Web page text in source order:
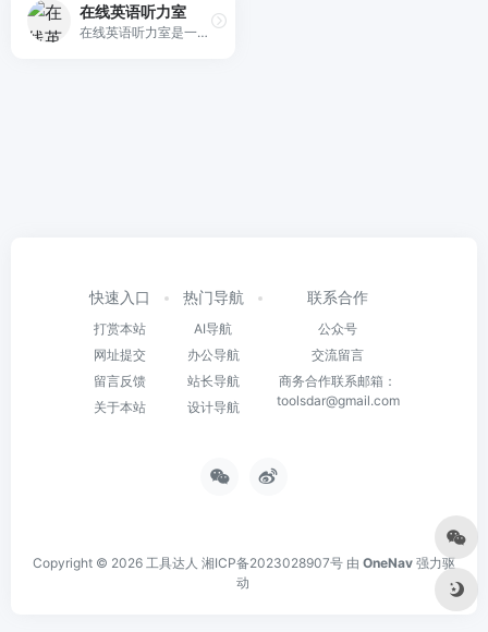
在线英语听力室
在线英语听力室是一个免费在线英语听力学习网站，提供经典英语听力教程、英语MP3听力下载、新概念、VOA、少儿英语、四六级英语考试听力等大量英语听力学习资源，网站内英语辅导资料齐全，有效帮助广大英语爱好者完成英语自学课程，突破英语听力障碍！
快速入口
打赏本站
网址提交
留言反馈
关于本站
热门导航
AI导航
办公导航
站长导航
设计导航
联系合作
公众号
交流留言
商务合作联系邮箱：
toolsdar@gmail.com
Copyright © 2026 工具达人 湘ICP备2023028907号 由 OneNav 强力驱
动